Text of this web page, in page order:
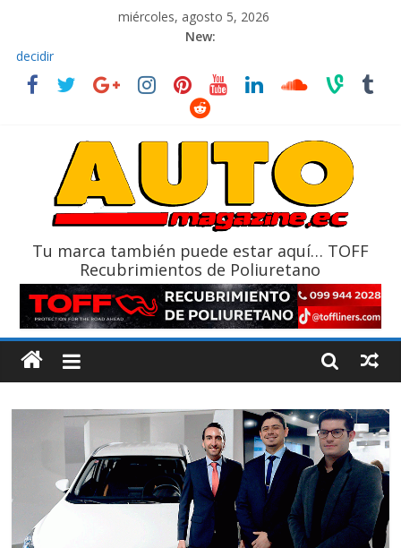
miércoles, agosto 5, 2026
New:
El costo de tener un vehículo gana protagonismo a la hora de
decidir
Ultima película ‘Spider‑Man: Brand New Day’ pone en escena a
La Vuelta al Ecuador 2026, edición 47ª, recorre 7 provincias en 8
La FEDAK recibe 12 Sinotruk Bolden para cubrir las rutas de La
Tu marca también puede estar aquí… TOFF
Recubrimientos de Poliuretano